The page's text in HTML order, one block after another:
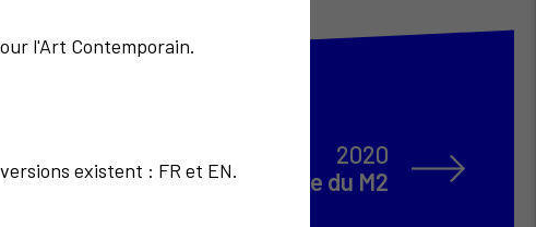
l'Art Contemporain.
existent : FR et EN.
2020
de l'Utopie et du Territoire du M2